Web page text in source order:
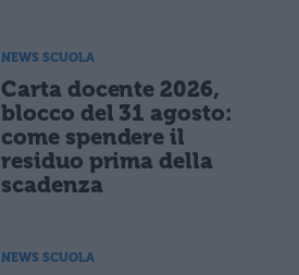
NEWS SCUOLA
Carta docente 2026,
blocco del 31 agosto:
come spendere il
residuo prima della
scadenza
NEWS SCUOLA